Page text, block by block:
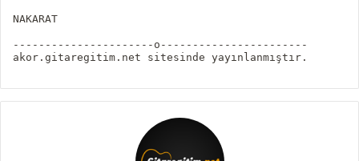
NAKARAT
----------------------o-----------------------
akor.gitaregitim.net sitesinde yayınlanmıştır.